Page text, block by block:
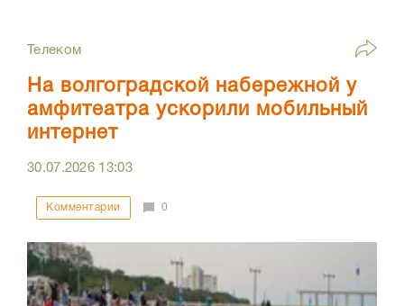
Телеком
На волгоградской набережной у
амфитеатра ускорили мобильный
интернет
30.07.2026 13:03
Комментарии 0